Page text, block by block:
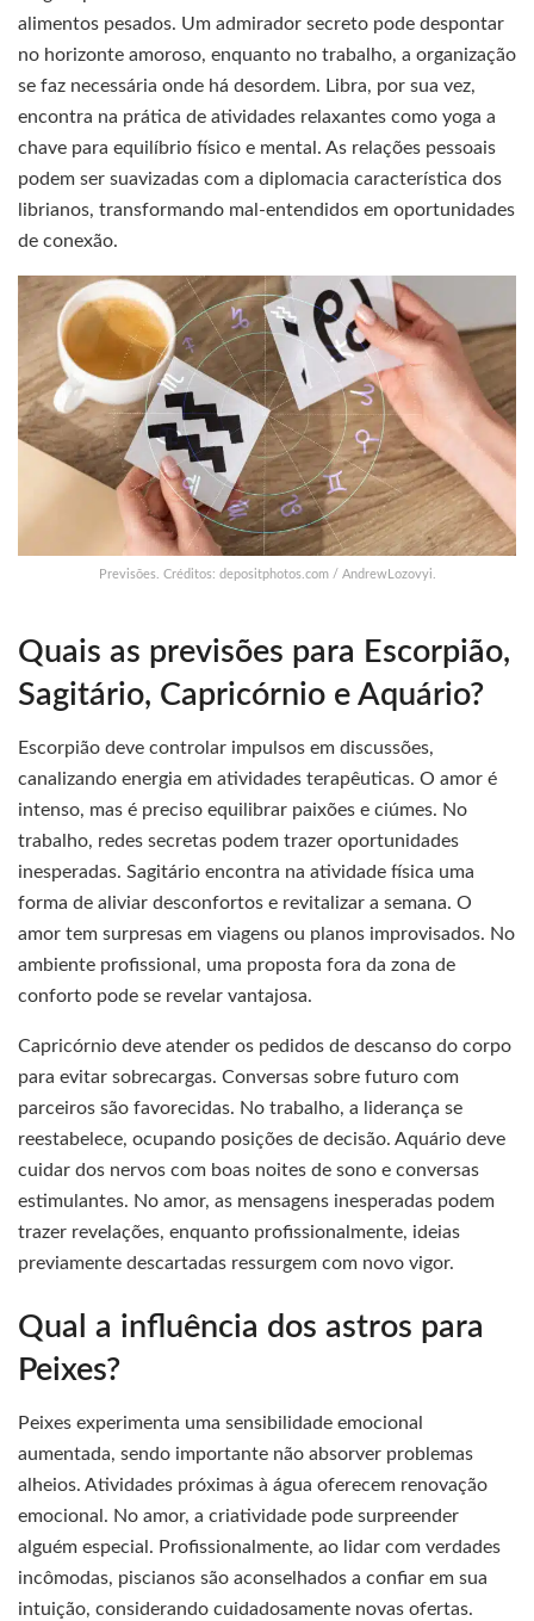
alimentos pesados. Um admirador secreto pode despontar
no horizonte amoroso, enquanto no trabalho, a organização
se faz necessária onde há desordem. Libra, por sua vez,
encontra na prática de atividades relaxantes como yoga a
chave para equilíbrio físico e mental. As relações pessoais
podem ser suavizadas com a diplomacia característica dos
librianos, transformando mal-entendidos em oportunidades
de conexão.
Previsões. Créditos: depositphotos.com / AndrewLozovyi.
Quais as previsões para Escorpião,
Sagitário, Capricórnio e Aquário?
Escorpião deve controlar impulsos em discussões,
canalizando energia em atividades terapêuticas. O amor é
intenso, mas é preciso equilibrar paixões e ciúmes. No
trabalho, redes secretas podem trazer oportunidades
inesperadas. Sagitário encontra na atividade física uma
forma de aliviar desconfortos e revitalizar a semana. O
amor tem surpresas em viagens ou planos improvisados. No
ambiente profissional, uma proposta fora da zona de
conforto pode se revelar vantajosa.
Capricórnio deve atender os pedidos de descanso do corpo
para evitar sobrecargas. Conversas sobre futuro com
parceiros são favorecidas. No trabalho, a liderança se
reestabelece, ocupando posições de decisão. Aquário deve
cuidar dos nervos com boas noites de sono e conversas
estimulantes. No amor, as mensagens inesperadas podem
trazer revelações, enquanto profissionalmente, ideias
previamente descartadas ressurgem com novo vigor.
Qual a influência dos astros para
Peixes?
Peixes experimenta uma sensibilidade emocional
aumentada, sendo importante não absorver problemas
alheios. Atividades próximas à água oferecem renovação
emocional. No amor, a criatividade pode surpreender
alguém especial. Profissionalmente, ao lidar com verdades
incômodas, piscianos são aconselhados a confiar em sua
intuição, considerando cuidadosamente novas ofertas.